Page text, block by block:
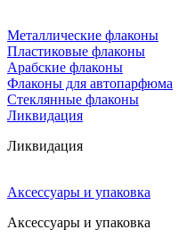
Металлические флаконы
Пластиковые флаконы
Арабские флаконы
Флаконы для автопарфюма
Стеклянные флаконы
Ликвидация
Ликвидация
Аксессуары и упаковка
Аксессуары и упаковка